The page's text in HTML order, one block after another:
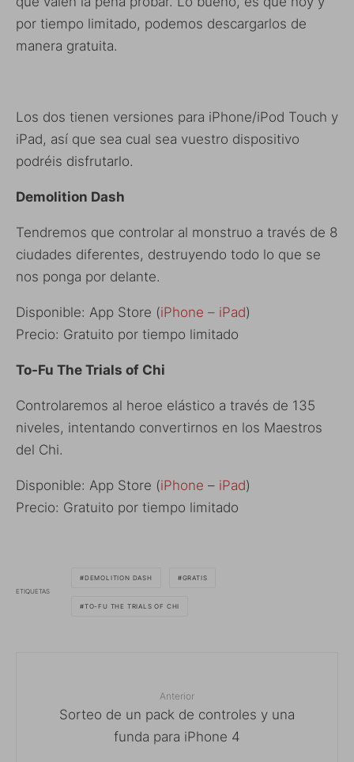
por tiempo limitado, podemos descargarlos de
manera gratuita.
Los dos tienen versiones para iPhone/iPod Touch y
iPad, así que sea cual sea vuestro dispositivo
podréis disfrutarlo.
Demolition Dash
Tendremos que controlar al monstruo a través de 8
ciudades diferentes, destruyendo todo lo que se
nos ponga por delante.
Disponible: App Store (iPhone – iPad)
Precio: Gratuito por tiempo limitado
To-Fu The Trials of Chi
Controlaremos al heroe elástico a través de 135
niveles, intentando convertirnos en los Maestros
del Chi.
Disponible: App Store (iPhone – iPad)
Precio: Gratuito por tiempo limitado
ETIQUETAS
DEMOLITION DASH GRATIS
TO-FU THE TRIALS OF CHI
Anterior
Sorteo de un pack de controles y una
funda para iPhone 4